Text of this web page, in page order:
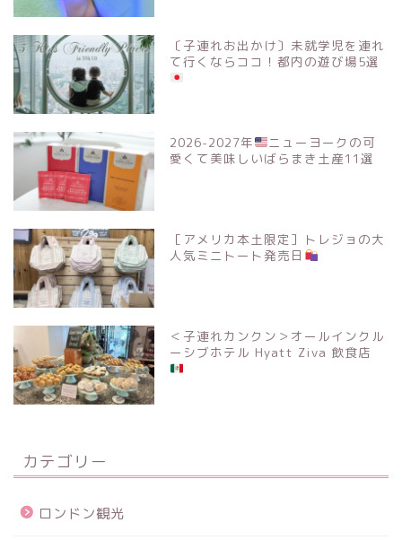
〔子連れお出かけ〕未就学児を連れ
て行くならココ！都内の遊び場5選
2026-2027年
ニューヨークの可
愛くて美味しいばらまき土産11選
［アメリカ本土限定］トレジョの大
人気ミニトート発売日
＜子連れカンクン＞オールインクル
ーシブホテル Hyatt Ziva 飲食店
カテゴリー
ロンドン観光